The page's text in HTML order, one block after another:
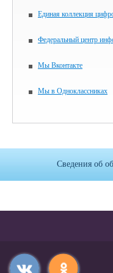
Единая коллекция
Федеральный центр
Мы Вконтакте
Мы в Одноклассниках
Сведения об